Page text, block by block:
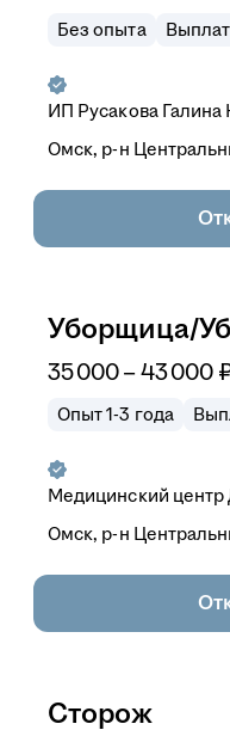
Без опыта
ИП Русакова
Омск, р-н
Уборщица/
35 000–43 000
Опыт 1-3 года
Медицинский
Омск, р-н
Сторож